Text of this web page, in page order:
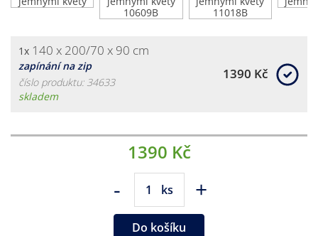
1x 140 x 200/70 x 90 cm
zapínání na zip
číslo produktu: 34633
skladem
1390 Kč
1390 Kč
- ks +
Do košíku